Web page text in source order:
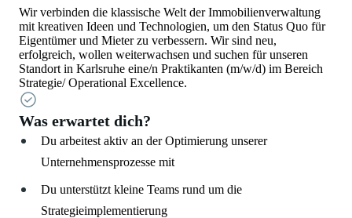
Wir verbinden die klassische Welt der Immobilienverwaltung
mit kreativen Ideen und Technologien, um den Status Quo für
Eigentümer und Mieter zu verbessern. Wir sind neu,
erfolgreich, wollen weiterwachsen und suchen für unseren
Standort in Karlsruhe eine/n Praktikanten (m/w/d) im Bereich
Strategie/ Operational Excellence.
Was erwartet dich?
Du arbeitest aktiv an der Optimierung unserer
Unternehmensprozesse mit
Du unterstützt kleine Teams rund um die
Strategieimplementierung